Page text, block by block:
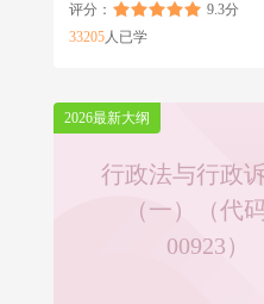
评分：
9.3分
33205人已学
2026最新大纲
行政法与行政
（一）（代
00923）